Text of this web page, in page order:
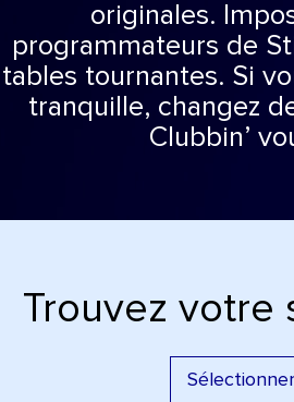
originales.
programmateurs de
tables tournantes. Si
tranquille, changez
Clubbin’
Trouvez votre